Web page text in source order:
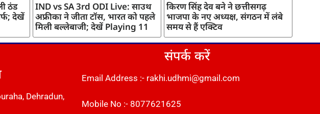
ठंड
देखें
IND vs SA 3rd ODI Live: साउथ
अफ्रीका ने जीता टॉस, भारत को पहले
मिली बल्लेबाजी; देखें Playing 11
किरण सिंह देव बने ने छत्तीसगढ़
भाजपा के नए अध्यक्ष, संगठन में लंबे
समय से हैं एक्टिव
Dehradun,
संपर्क करें
Email Address :- rakhi.udhmi@gmail.com
Mobile No :- 8077621625